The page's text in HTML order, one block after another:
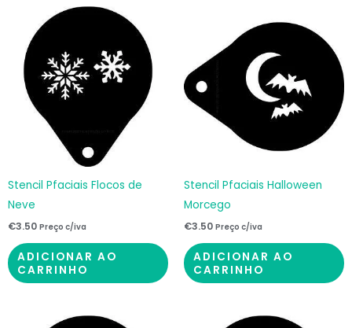
Stencil Pfaciais Flocos de
Neve
€3.50 Preço c/iva
ADICIONAR AO
CARRINHO
Stencil Pfaciais Halloween
Morcego
€3.50 Preço c/iva
ADICIONAR AO
CARRINHO